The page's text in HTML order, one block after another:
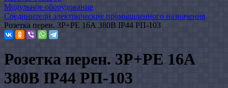
Модульное оборудование
Соединители электрические промышленного назначения
Розетка перен. 3Р+РЕ 16А 380В IP44 РП-103
Розетка перен. 3Р+РЕ 16А
380В IP44 РП-103